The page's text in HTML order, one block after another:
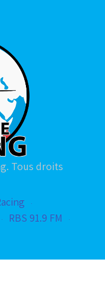
Tous droits
RBS 91.9 FM